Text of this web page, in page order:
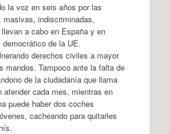
la voz en seis años por las
masivas, indiscriminadas,
a cabo en España y en
de la UE.
derechos civiles a mayor
mandos. Tampoco ante la falta de
de la ciudadanía que llama
atender cada mes, mientras en
puede haber dos coches
cacheando para quitarles